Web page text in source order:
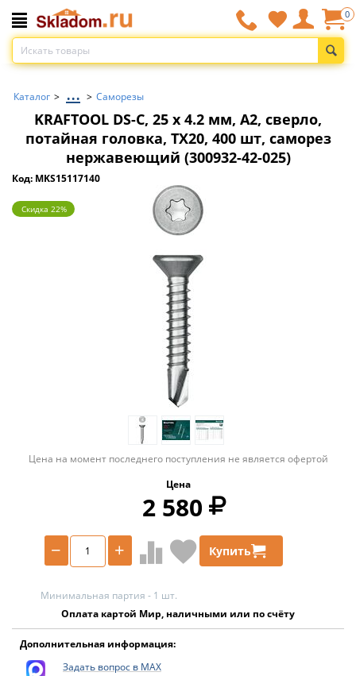
0
Каталог > ... > Саморезы
KRAFTOOL DS-C, 25 х 4.2 мм, А2, сверло,
потайная головка, ТХ20, 400 шт, саморез
нержавеющий (300932-42-025)
Код: MKS15117140
Скидка 22%
Цена на момент последнего поступления не является офертой
Цена
2 580
+
− Купить
Минимальная партия - 1 шт.
Оплата картой Мир, наличными или по счёту
Дополнительная информация:
Задать вопрос в MAX